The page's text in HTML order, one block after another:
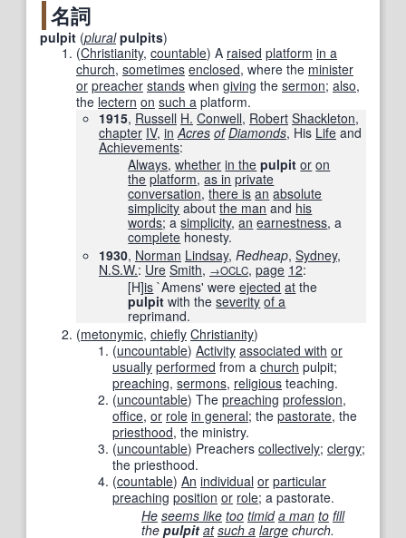
名詞
pulpit (plural pulpits)
(Christianity, countable) A raised platform in a
church, sometimes enclosed, where the minister
or preacher stands when giving the sermon; also,
the lectern on such a platform.
1915, Russell H. Conwell, Robert Shackleton,
chapter IV, in Acres of Diamonds‎, His Life and
Achievements:
Always,whether in the pulpit or on
the platform,as in private
conversation,there is an absolute
simplicity aboutthe man and his
words; asimplicity,an earnestness, a
complete honesty.
1930, Norman Lindsay, Redheap, Sydney,
N.S.W.: Ure Smith, →OCLC, page 12:
[H]is `Amens' wereejected at the
pulpit with theseverity of a
reprimand.
(metonymic, chiefly Christianity)
(uncountable) Activity associated with or
usually performed from a church pulpit;
preaching, sermons, religious teaching.
(uncountable) The preaching profession,
office, or role in general; the pastorate, the
priesthood, the ministry.
(uncountable) Preachers collectively; clergy;
the priesthood.
(countable) An individual or particular
preaching position or role; a pastorate.
He seems like too timid a man to fill
the pulpit at such a large church.